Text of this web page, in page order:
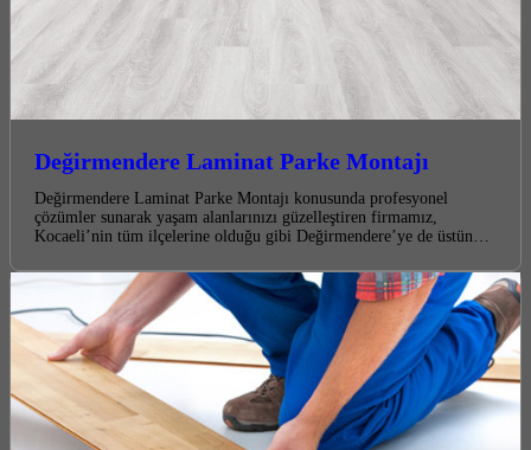
Değirmendere Laminat Parke Montajı
Değirmendere Laminat Parke Montajı konusunda profesyonel
çözümler sunarak yaşam alanlarınızı güzelleştiren firmamız,
Kocaeli’nin tüm ilçelerine olduğu gibi Değirmendere’ye de üstün…